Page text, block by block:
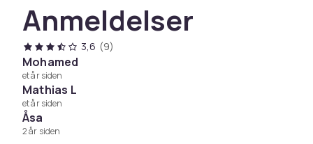
Materiale: Silikone
Pakken indeholder:
3 x kæbe trænere
Vægt, gram
Varenr.
Produktsikkerhedsinformation
Anmeldelser
3,6 (9)
Mohamed
et år siden
Mathias L
et år siden
Åsa
2 år siden